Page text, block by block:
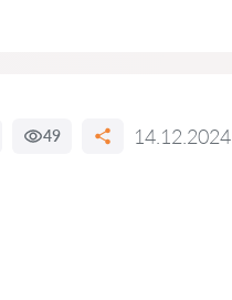
49 14.12.2024